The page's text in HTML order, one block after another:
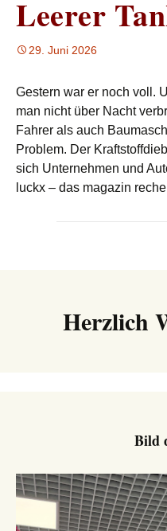
Leerer
29. Juni 2026
Gestern war er noch voll.
man nicht über Nacht
Fahrer als auch
Problem. Der
sich Unternehmen und
luckx – das magazin
Herzlich
Bild